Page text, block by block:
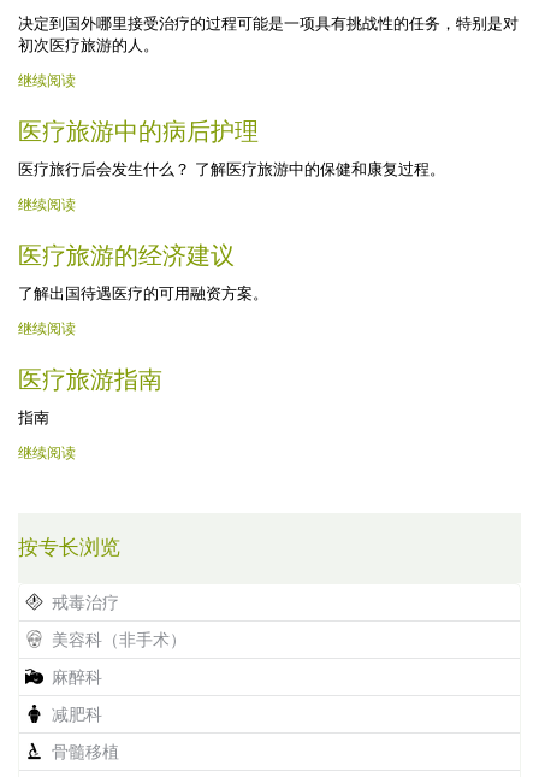
决定到国外哪里接受治疗的过程可能是一项具有挑战性的任务，特别是对
初次医疗旅游的人。
继续阅读
医疗旅游中的病后护理
医疗旅行后会发生什么？ 了解医疗旅游中的保健和康复过程。
继续阅读
医疗旅游的经济建议
了解出国待遇医疗的可用融资方案。
继续阅读
医疗旅游指南
指南
继续阅读
按专长浏览
戒毒治疗
美容科（非手术）
麻醉科
减肥科
骨髓移植